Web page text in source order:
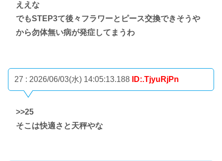
ええな
でもSTEP3て後々フラワーとピース交換できそうや
から勿体無い病が発症してまうわ
27 : 2026/06/03(水) 14:05:13.188 ID:.TjyuRjPn
>>25
そこは快適さと天秤やな